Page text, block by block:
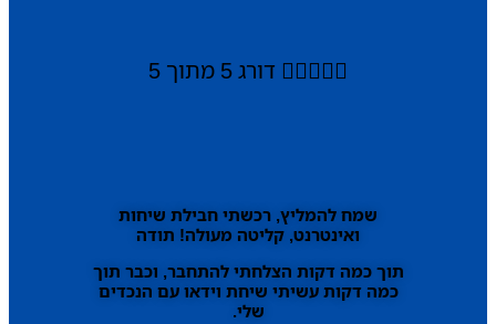
 דורג 5 מתוך 5
שמח להמליץ, רכשתי חבילת שיחות
ואינטרנט, קליטה מעולה! תודה
תוך כמה דקות הצלחתי להתחבר, וכבר תוך
כמה דקות עשיתי שיחת וידאו עם הנכדים
שלי.